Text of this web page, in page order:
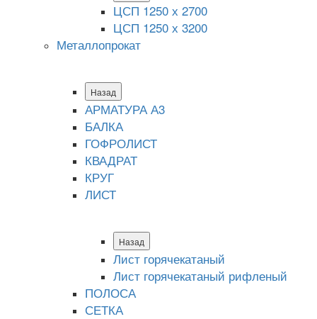
ЦСП 1250 х 2700
ЦСП 1250 х 3200
Металлопрокат
Назад
АРМАТУРА А3
БАЛКА
ГОФРОЛИСТ
КВАДРАТ
КРУГ
ЛИСТ
Назад
Лист горячекатаный
Лист горячекатаный рифленый
ПОЛОСА
СЕТКА